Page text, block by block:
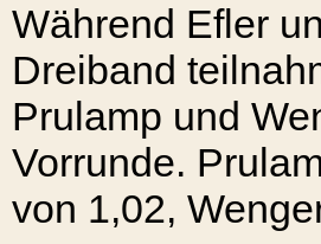
Während Efler
Dreiband
Prulamp und
Vorrunde.
von 1,02,